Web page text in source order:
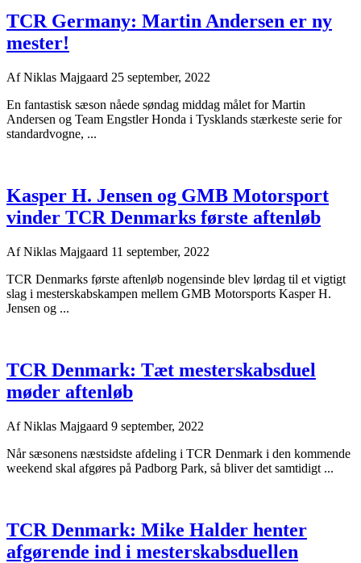
TCR Germany: Martin Andersen er ny
mester!
AfNiklas Majgaard 25 september, 2022
En fantastisk sæson nåede søndag middag målet for Martin
Andersen og Team Engstler Honda i Tysklands stærkeste serie for
standardvogne, ...
Kasper H. Jensen og GMB Motorsport
vinder TCR Denmarks første aftenløb
AfNiklas Majgaard 11 september, 2022
TCR Denmarks første aftenløb nogensinde blev lørdag til et vigtigt
slag i mesterskabskampen mellem GMB Motorsports Kasper H.
Jensen og ...
TCR Denmark: Tæt mesterskabsduel
møder aftenløb
AfNiklas Majgaard 9 september, 2022
Når sæsonens næstsidste afdeling i TCR Denmark i den kommende
weekend skal afgøres på Padborg Park, så bliver det samtidigt ...
TCR Denmark: Mike Halder henter
afgørende ind i mesterskabsduellen